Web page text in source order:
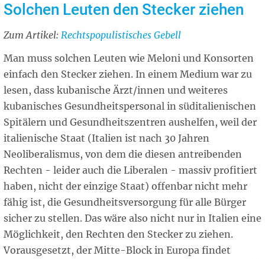
Solchen Leuten den Stecker ziehen
Zum Artikel: Related
Rechtspopulistisches Gebell
Man muss solchen Leuten wie Meloni und Konsorten
einfach den Stecker ziehen. In einem Medium war zu
lesen, dass kubanische Ärzt/innen und weiteres
kubanisches Gesundheitspersonal in süditalienischen
Spitälern und Gesundheitszentren aushelfen, weil der
italienische Staat (Italien ist nach 30 Jahren
Neoliberalismus, von dem die diesen antreibenden
Rechten - leider auch die Liberalen - massiv profitiert
haben, nicht der einzige Staat) offenbar nicht mehr
fähig ist, die Gesundheitsversorgung für alle Bürger
sicher zu stellen. Das wäre also nicht nur in Italien eine
Möglichkeit, den Rechten den Stecker zu ziehen.
Vorausgesetzt, der Mitte-Block in Europa findet